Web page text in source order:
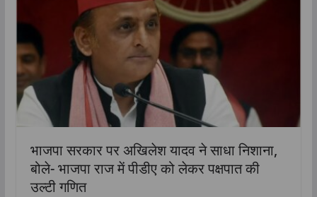
भाजपा सरकार पर अखिलेश यादव ने साधा निशाना,
बोले- भाजपा राज में पीडीए को लेकर पक्षपात की
उल्टी गणित